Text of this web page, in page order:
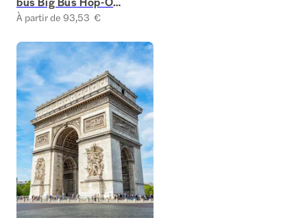
Hop-Off
À partir de 93,53 €